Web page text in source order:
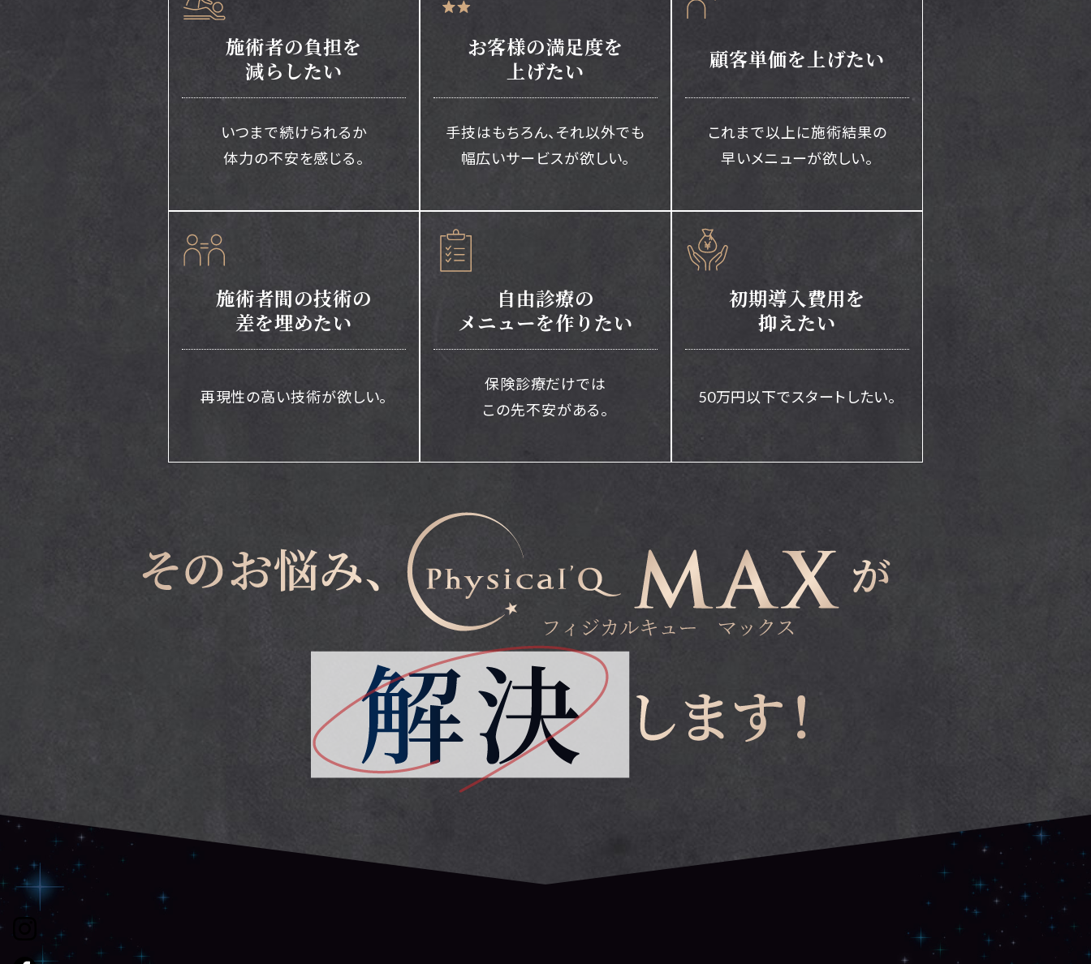
施術者の負担を
減らしたい
いつまで続けられるか
体力の不安を感じる。
お客様の満足度を
上げたい
手技はもちろん、 それ以外でも
幅広いサービスが欲しい。
顧客単価を 上げたい
これまで以上に施術結果の
早いメニューが欲しい。
施術者間の技術の
差を埋めたい
再現性の高い技術が欲しい。
自由診療の
メニューを作りたい
保険診療だけでは
この先不安がある。
初期導入費用を
抑えたい
50万円以下でスタートしたい。